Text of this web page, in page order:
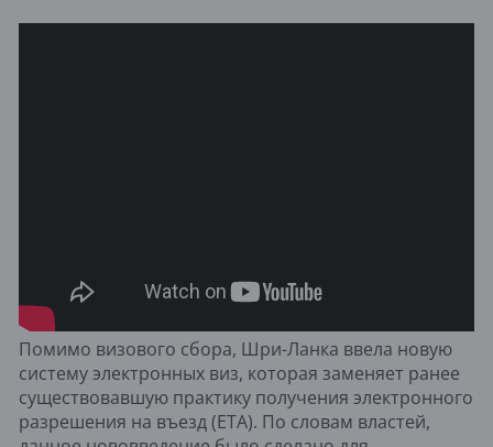
Помимо визового сбора, Шри-Ланка ввела новую
систему электронных виз, которая заменяет ранее
существовавшую практику получения электронного
разрешения на въезд (ETA). По словам властей,